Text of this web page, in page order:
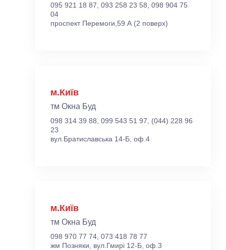
095 921 18 87, 093 258 23 58, 098 904 75
04
проспект Перемоги,59 А (2 поверх)
м.Київ
тм Окна Буд
098 314 39 88, 099 543 51 97, (044) 228 96
23
вул.Братиславська 14-Б, оф.4
м.Київ
тм Окна Буд
098 970 77 74, 073 418 78 77
жм Позняки, вул.Гмирі 12-Б, оф.3